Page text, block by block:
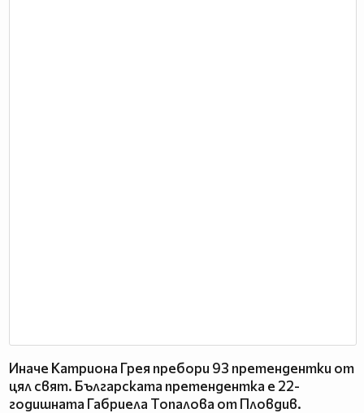
Иначе Катриона Грея пребори 93 претендентки от
цял свят. Българската претендентка е 22-
годишната Габриела Топалова от Пловдив.